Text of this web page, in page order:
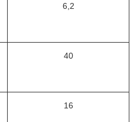
6,2
40
16